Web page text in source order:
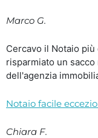
Marco G.
Cercavo il Notaio
risparmiato un
dell'agenzia
Notaio facile
Chiara F.